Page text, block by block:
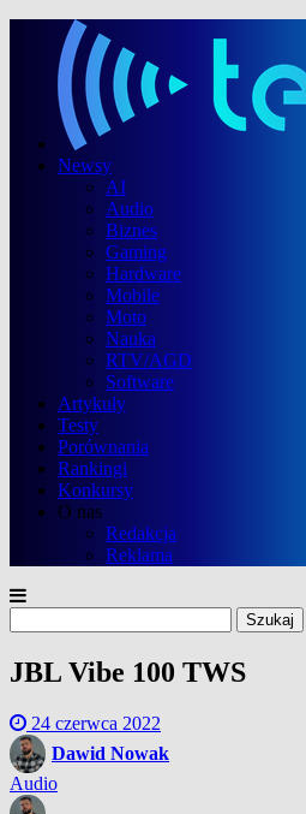
Newsy
AI
Audio
Biznes
Gaming
Hardware
Mobile
Moto
Nauka
RTV/AGD
Software
Artykuły
Testy
Porównania
Rankingi
Konkursy
O nas
Redakcja
Reklama
JBL Vibe 100 TWS
24 czerwca 2022
Dawid Nowak
Audio